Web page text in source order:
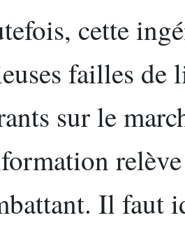
cette
failles
sur le
Il faut